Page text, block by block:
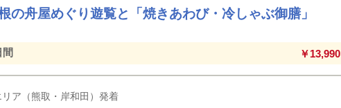
根の舟屋めぐり遊覧と「焼きあわび・冷しゃぶ御膳」
間 ￥13,990
リア（熊取・岸和田）発着